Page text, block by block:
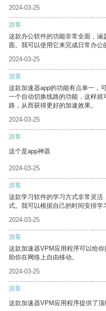
2024-03-25
游客
这款办公软件的功能非常全面，
面。我可以使用它来完成日常办公
2024-03-25
游客
这款加速器app的功能有点单一，
一个自动切换线路的功能，这样
路，从而获得更好的加速效果。
2024-03-25
游客
这个是app神器
2024-03-25
游客
这款学习软件的学习方式非常灵
式。我可以根据自己的时间安排学
2024-03-25
游客
这款加速器VPM应用程序可以给
助你在网络上自由移动。
2024-03-25
游客
这款加速器VPM应用程序提供了顶